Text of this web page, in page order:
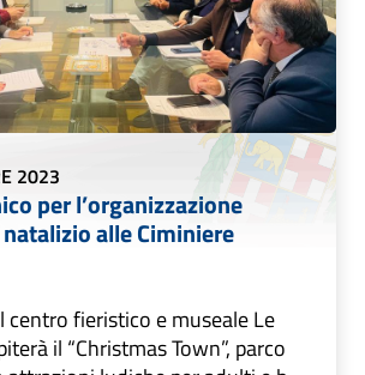
2023
per l’organizzazione
alle Ciminiere
centro fieristico e museale Le
il “Christmas Town”, parco